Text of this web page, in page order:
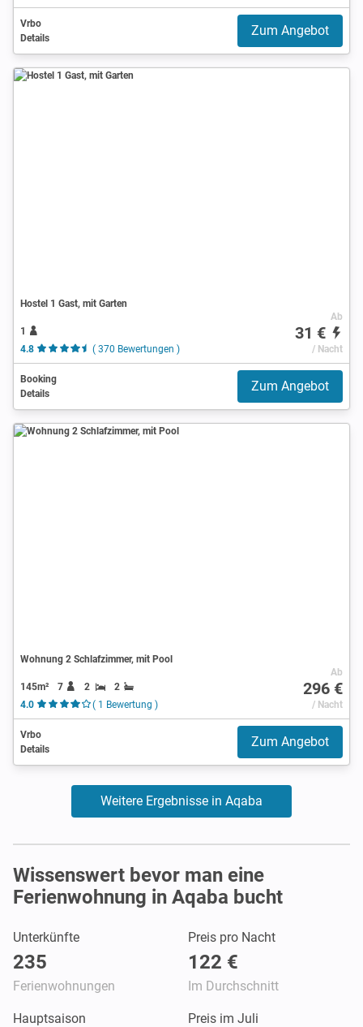
Vrbo
Details
Zum Angebot
Hostel 1 Gast, mit Garten
1
4.8
( 370 Bewertungen )
Ab
31 €
/ Nacht
Booking
Details
Zum Angebot
Wohnung 2 Schlafzimmer, mit Pool
145m² 7 2
2
4.0
( 1 Bewertung )
Ab
296 €
/ Nacht
Vrbo
Details
Zum Angebot
Weitere Ergebnisse in Aqaba
Wissenswert bevor man eine
Ferienwohnung in Aqaba bucht
Unterkünfte
235
Ferienwohnungen
Preis pro Nacht
122 €
Im Durchschnitt
Hauptsaison Preis im Juli